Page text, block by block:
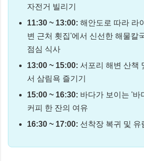
자전거 빌리기
11:30 ~ 13:00: 해안도로 따라 라
변 근처 횟집'에서 신선한 해물칼
점심 식사
13:00 ~ 15:00: 서포리 해변 산책
서 삼림욕 즐기기
15:00 ~ 16:30: 바다가 보이는 '바
커피 한 잔의 여유
16:30 ~ 17:00: 선착장 복귀 및 유